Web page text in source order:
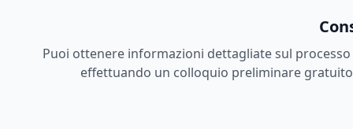
Puoi ottenere informazioni dettagliate sul
effettuando un colloquio preliminare